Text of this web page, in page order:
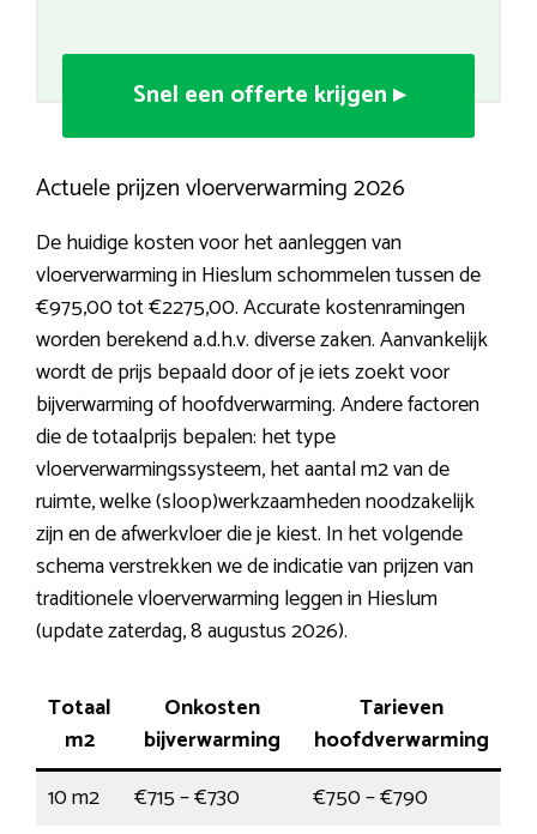
Snel een offerte krijgen ▸
Actuele prijzen vloerverwarming 2026
De huidige kosten voor het aanleggen van
vloerverwarming in Hieslum schommelen tussen de
€975,00 tot €2275,00. Accurate kostenramingen
worden berekend a.d.h.v. diverse zaken. Aanvankelijk
wordt de prijs bepaald door of je iets zoekt voor
bijverwarming of hoofdverwarming. Andere factoren
die de totaalprijs bepalen: het type
vloerverwarmingssysteem, het aantal m2 van de
ruimte, welke (sloop)werkzaamheden noodzakelijk
zijn en de afwerkvloer die je kiest. In het volgende
schema verstrekken we de indicatie van prijzen van
traditionele vloerverwarming leggen in Hieslum
(update zaterdag, 8 augustus 2026).
Totaal
m2
Onkosten
bijverwarming
Tarieven
hoofdverwarming
10 m2
€715 – €730
€750 – €790